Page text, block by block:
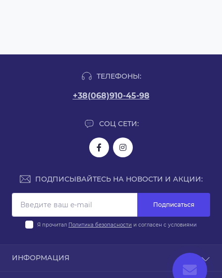
ТЕЛЕФОНЫ:
+38(068)910-45-98
СОЦ СЕТИ:
ПОДПИСЫВАЙТЕСЬ НА НОВОСТИ И АКЦИИ:
Подписаться
Я прочитал Политика безопасности и согласен с условиями
ИНФОРМАЦИЯ